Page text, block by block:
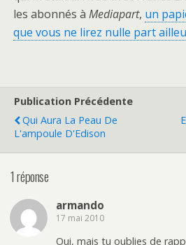
les abonnés à Mediapart, un
que vous ne lirez nulle part
Publication Précédente
Qui Aura La Peau De
L'ampoule D'Edison
1 réponse
armando
17 mai 2010
Oui, mais tu oublies de